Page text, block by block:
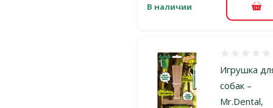
В наличии В
Игрушка
собак –
Mr.Dental,